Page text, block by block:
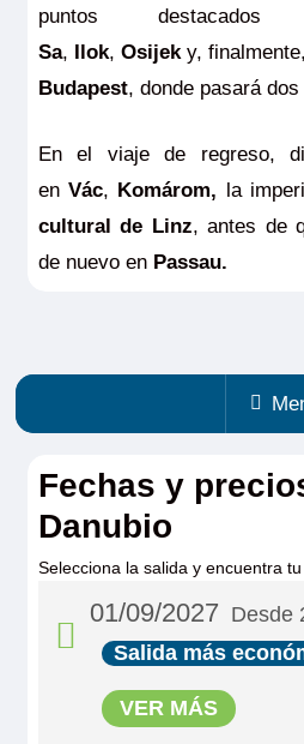
puntos
Sa, Ilok, Osijeky,
Budapest, donde pasará
En el viaje de regreso,
enVác, Komárom, la
cultural de Linz, antes de
de nuevo en Passau.
Fechas y
Danubio
Selecciona la salida y encuentra
01/09/2027 Desde
Salida más
VER MÁS